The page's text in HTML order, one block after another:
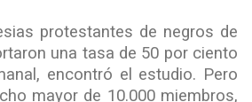
protestantes de negros de
una tasa de 50 por ciento
encontró el estudio. Pero
mayor de 10.000 miembros,